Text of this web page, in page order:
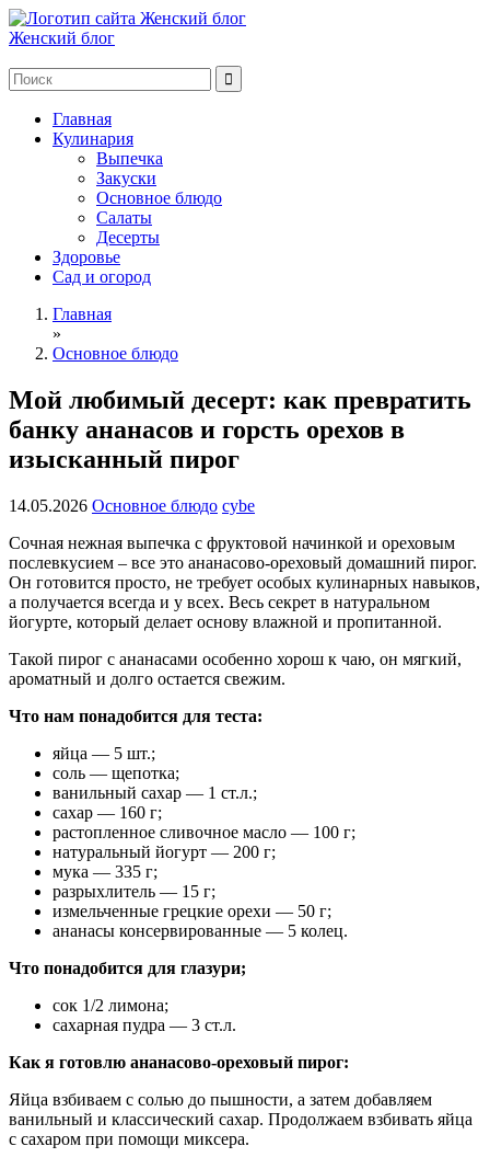
Женский блог
Главная
Кулинария
Выпечка
Закуски
Основное блюдо
Салаты
Десерты
Здоровье
Сад и огород
Главная
»
Основное блюдо
Мой любимый десерт: как превратить
банку ананасов и горсть орехов в
изысканный пирог
14.05.2026 Основное блюдо cybe
Сочная нежная выпечка с фруктовой начинкой и ореховым
послевкусием – все это ананасово-ореховый домашний пирог.
Он готовится просто, не требует особых кулинарных навыков,
а получается всегда и у всех. Весь секрет в натуральном
йогурте, который делает основу влажной и пропитанной.
Такой пирог с ананасами особенно хорош к чаю, он мягкий,
ароматный и долго остается свежим.
Что нам понадобится для теста:
яйца — 5 шт.;
соль — щепотка;
ванильный сахар — 1 ст.л.;
сахар — 160 г;
растопленное сливочное масло — 100 г;
натуральный йогурт — 200 г;
мука — 335 г;
разрыхлитель — 15 г;
измельченные грецкие орехи — 50 г;
ананасы консервированные — 5 колец.
Что понадобится для глазури;
сок 1/2 лимона;
сахарная пудра — 3 ст.л.
Как я готовлю ананасово-ореховый пирог:
Яйца взбиваем с солью до пышности, а затем добавляем
ванильный и классический сахар. Продолжаем взбивать яйца
с сахаром при помощи миксера.